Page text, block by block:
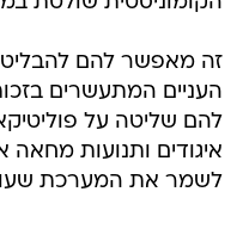
זה מאפשר להם להבליט
העניים המתעשרים
להם שליטה על
איגודים ותנועות
לשמר את המערכת